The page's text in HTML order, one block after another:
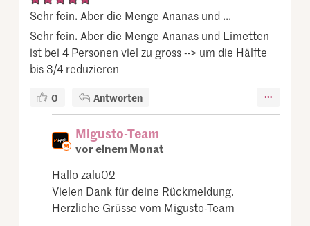
Sehr fein. Aber die Menge Ananas und ...
Sehr fein. Aber die Menge Ananas und Limetten
ist bei 4 Personen viel zu gross --> um die Hälfte
bis 3/4 reduzieren
0 Antworten
Migusto-Team
vor einem Monat
Hallo zalu02
Vielen Dank für deine Rückmeldung.
Herzliche Grüsse vom Migusto-Team